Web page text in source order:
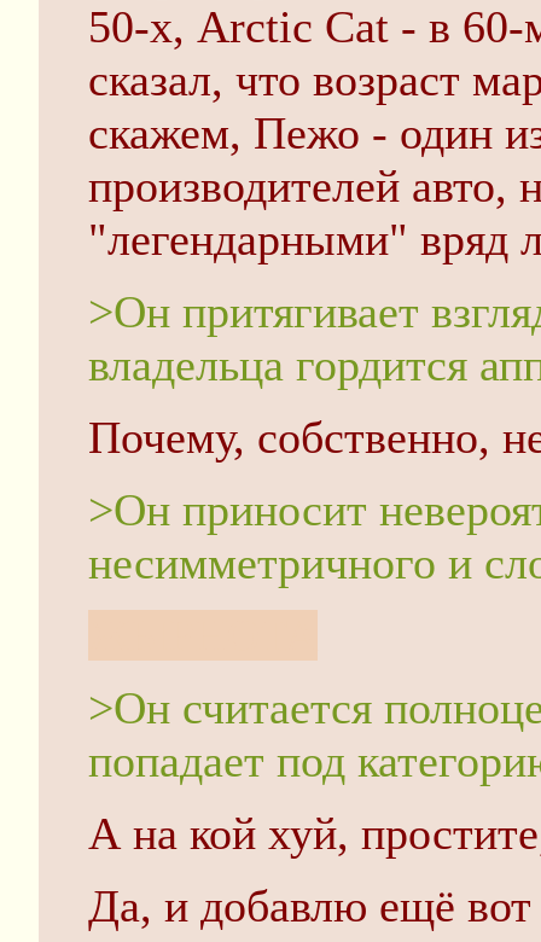
50-х, Arctic Cat - в
сказал, что возраст
скажем, Пежо - один
производителей авто,
"легендарными" вряд
>Он притягивает
владельца гордится
Почему, собственно,
>Он приносит
несимметричного и
>Он считается
попадает под
А на кой хуй,
Да, и добавлю ещё